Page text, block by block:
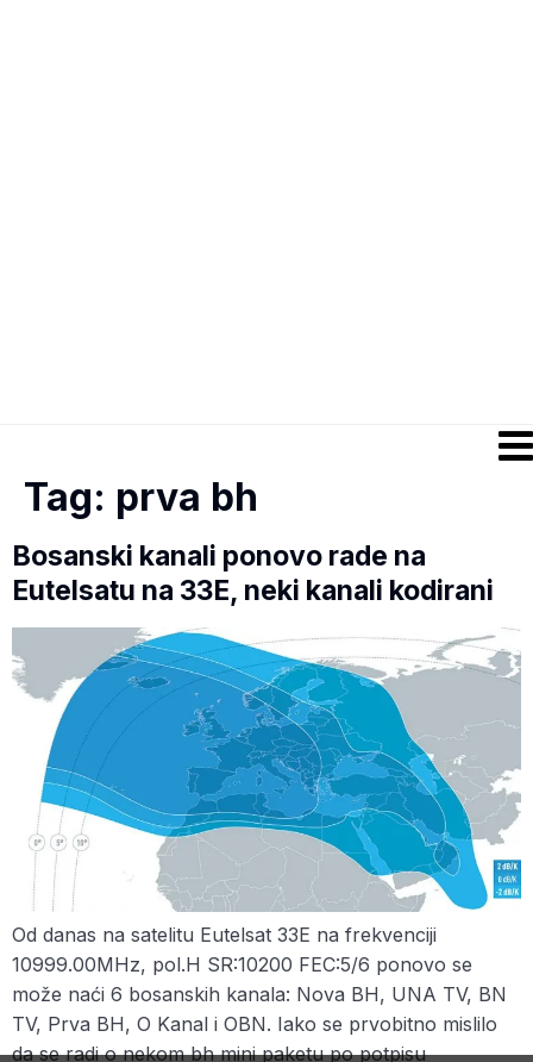
Tag: prva bh
Bosanski kanali ponovo rade na
Eutelsatu na 33E, neki kanali kodirani
Od danas na satelitu Eutelsat 33E na frekvenciji
10999.00MHz, pol.H SR:10200 FEC:5/6 ponovo se
može naći 6 bosanskih kanala: Nova BH, UNA TV, BN
TV, Prva BH, O Kanal i OBN. Iako se prvobitno mislilo
da se radi o nekom bh mini paketu po potpisu